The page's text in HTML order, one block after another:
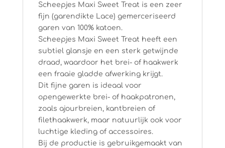
Scheepjes Maxi Sweet Treat is een zeer
fijn (garendikte Lace) gemerceriseerd
garen van 100% katoen.
Scheepjes Maxi Sweet Treat heeft een
subtiel glansje en een sterk getwijnde
draad, waardoor het brei- of haakwerk
een fraaie gladde afwerking krijgt.
Dit fijne garen is ideaal voor
opengewerkte brei- of haakpatronen,
zoals ajourbreien, kantbreien of
filethaakwerk, maar natuurlijk ook voor
luchtige kleding of accessoires.
Bij de productie is gebruikgemaakt van